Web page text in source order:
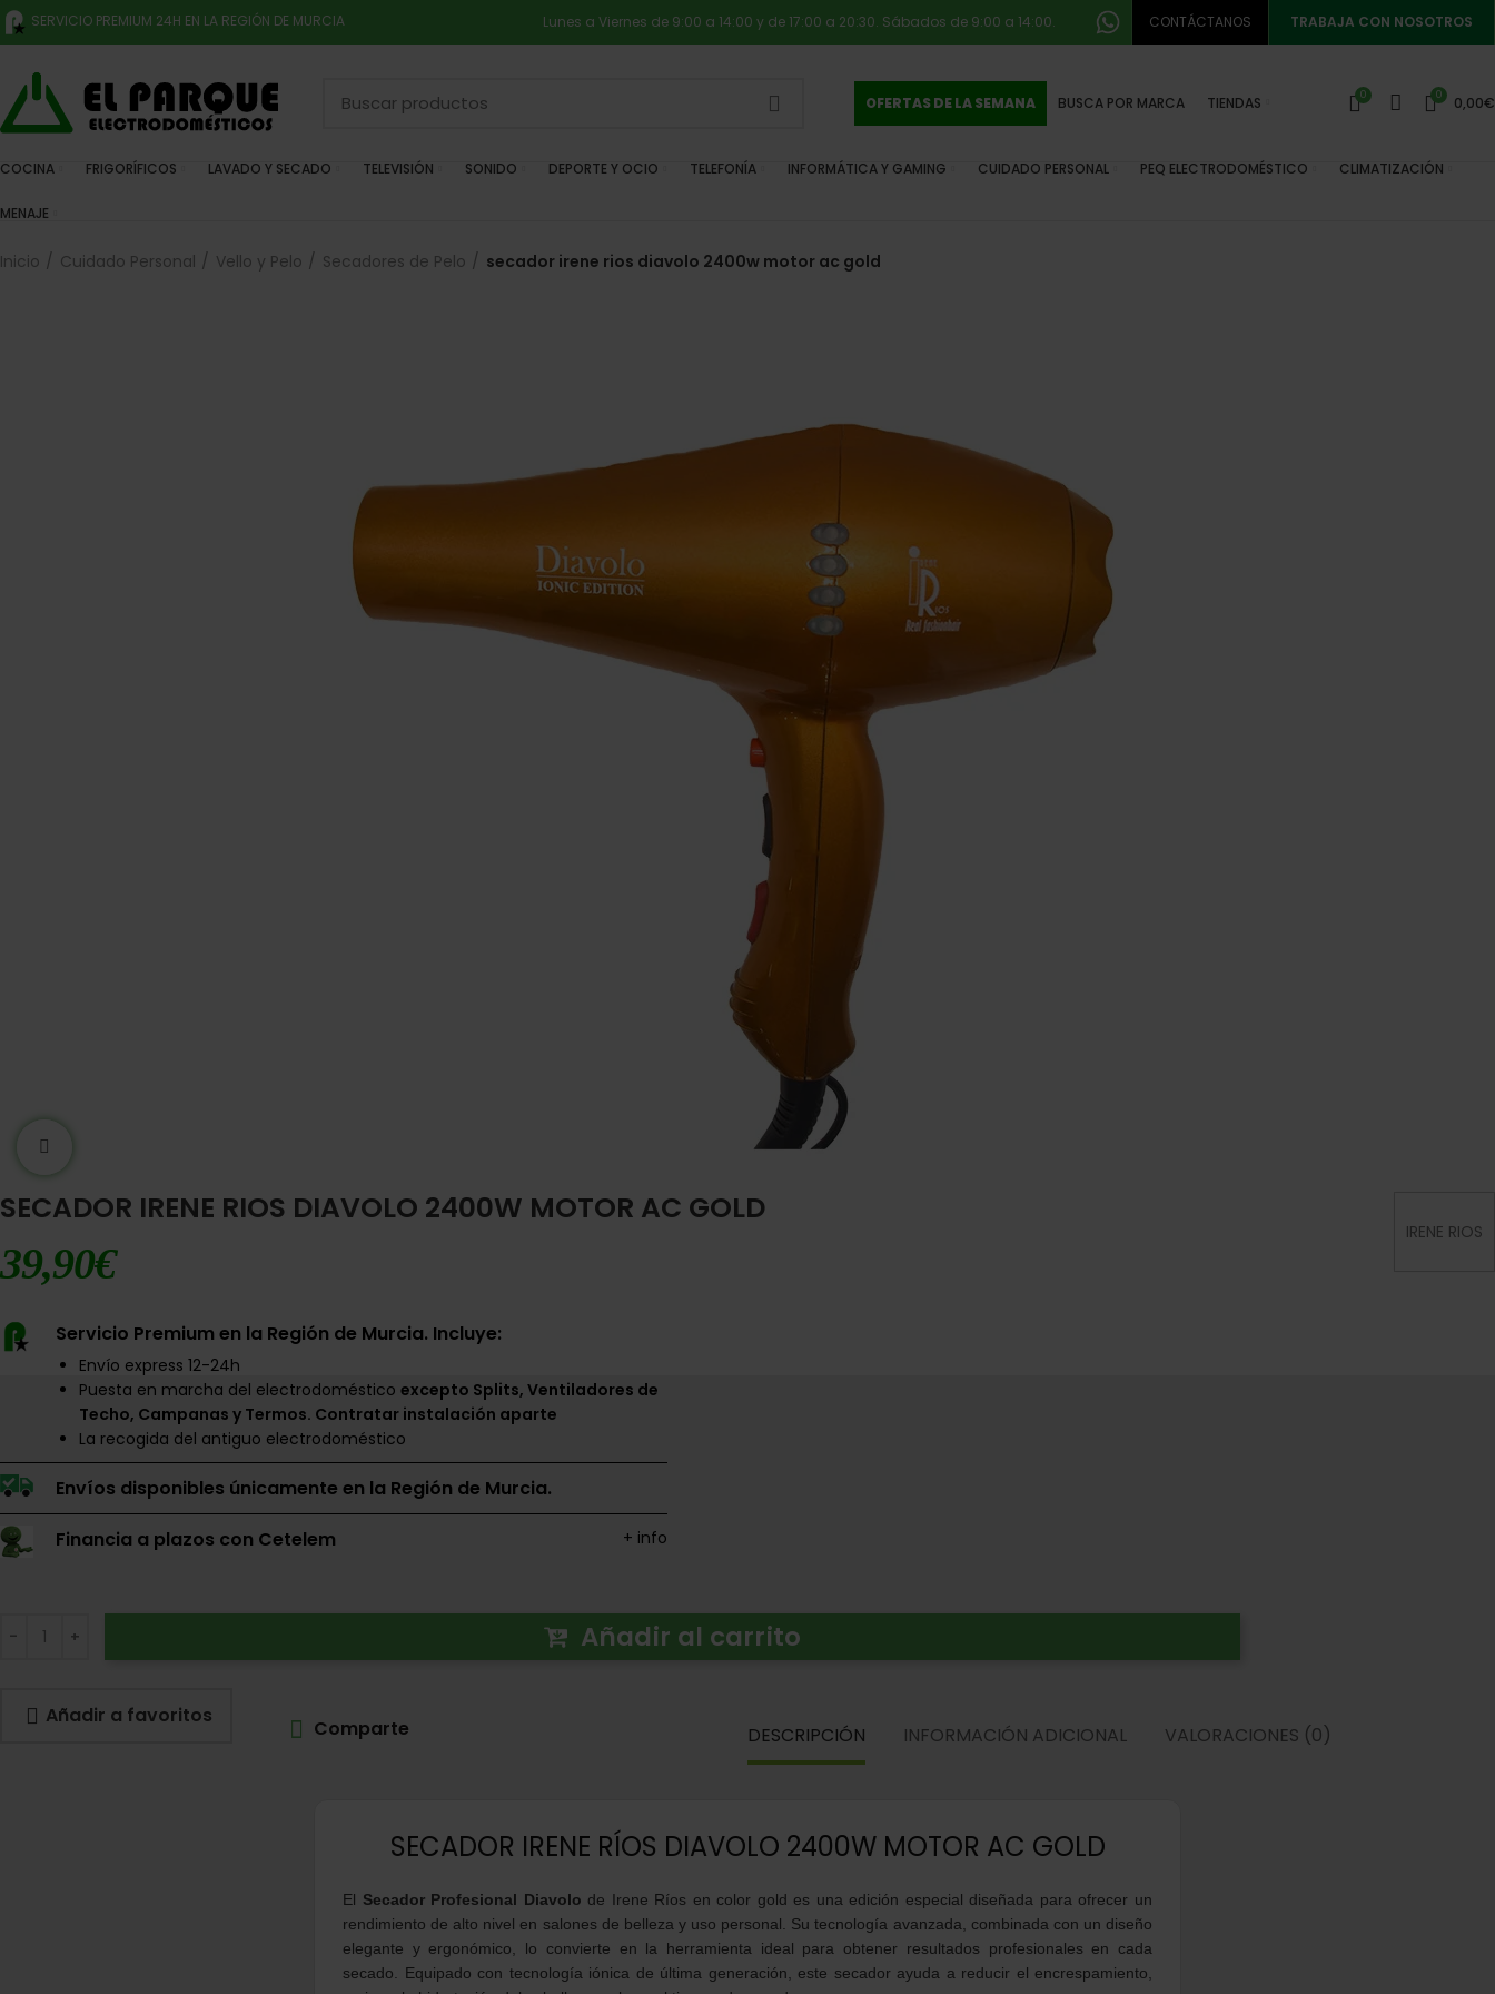
SERVICIO PREMIUM 24H EN LA REGIÓN DE MURCIA Lunes a Viernes de 9:00 a 14:00 y de 17:00 a 20:30. Sábados de 9:00 a 14:00. CONTÁCTANOS TRABAJA CON NOSOTROS
OFERTAS DE LA SEMANA BUSCA POR MARCA TIENDAS 0 0 0,00€
COCINA FRIGORÍFICOS LAVADO Y SECADO TELEVISIÓN SONIDO DEPORTE Y OCIO TELEFONÍA INFORMÁTICA Y GAMING CUIDADO PERSONAL PEQ ELECTRODOMÉSTICO CLIMATIZACIÓN
MENAJE
Inicio Cuidado Personal Vello y Pelo Secadores de Pelo secador irene rios diavolo 2400w motor ac gold
IRENE RIOS
SECADOR IRENE RIOS DIAVOLO 2400W MOTOR AC GOLD
39,90€
Servicio Premium en la Región de Murcia. Incluye:
Envío express 12-24h
Puesta en marcha del electrodoméstico excepto Splits, Ventiladores de
Techo, Campanas y Termos. Contratar instalación aparte
La recogida del antiguo electrodoméstico
Envíos disponibles únicamente en la Región de Murcia.
Financia a plazos con Cetelem
+ info
Date un capricho
Añadir al carrito
Comparte
DESCRIPCIÓN
SECADOR IRENE RÍOS DIAVOLO 2400W
El Secador Profesional Diavolode Irene Ríos en color gold es una edición especial diseñada para ofrecer un
rendimiento de alto nivel en salones de belleza y uso personal. Su tecnología avanzada, combinada con un diseño
elegante y ergonómico, lo convierte en la herramienta ideal para obtener resultados profesionales en cada